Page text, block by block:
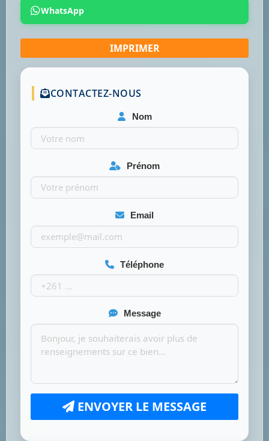
WhatsApp
CONTACTEZ-NOUS
Nom
Prénom
Email
Téléphone
Message
ENVOYER LE MESSAGE